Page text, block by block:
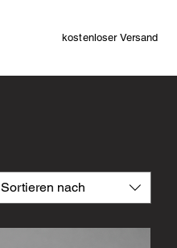
kostenloser Versand
Sortieren nach